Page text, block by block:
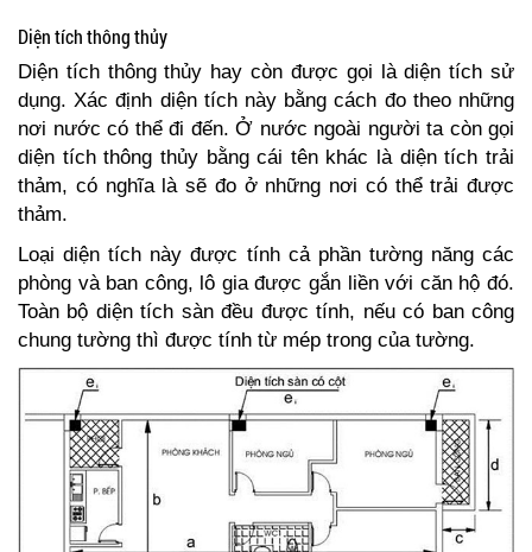
Diện tích thông thủy
Diện tích thông thủy hay còn được gọi là diện tích sử
dụng. Xác định diện tích này bằng cách đo theo những
nơi nước có thể đi đến. Ở nước ngoài người ta còn gọi
diện tích thông thủy bằng cái tên khác là diện tích trải
thảm, có nghĩa là sẽ đo ở những nơi có thể trải được
thảm.
Loại diện tích này được tính cả phần tường năng các
phòng và ban công, lô gia được gắn liền với căn hộ đó.
Toàn bộ diện tích sàn đều được tính, nếu có ban công
chung tường thì được tính từ mép trong của tường.